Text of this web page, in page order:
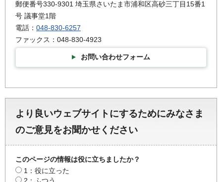
郵便番号330-9301 埼玉県さいたま市浦和区高砂三丁目15番1
号 議事堂1階
電話： 048-830-6257
ファックス：048-830-4923
お問い合わせフォーム
より良いウェブサイトにするためにみなさま
のご意見をお聞かせください
このページの情報は役に立ちましたか？
1：役に立った